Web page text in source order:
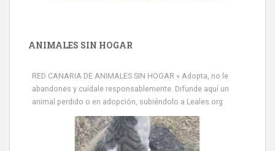
ANIMALES SIN HOGAR
RED CANARIA DE ANIMALES SIN HOGAR » Adopta, no le
abandones y cuídale responsablemente. Difunde aquí un
animal perdido o en adopción, subiéndolo a Leales.org